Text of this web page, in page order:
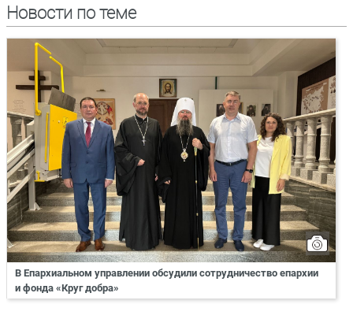
Новости по теме
В Епархиальном управлении обсудили сотрудничество епархии
и фонда «Круг добра»